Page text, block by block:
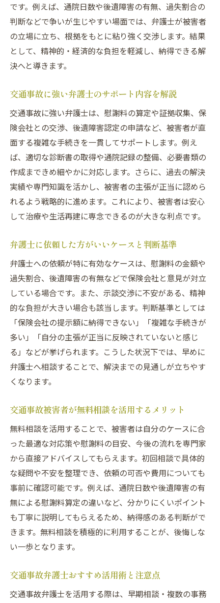
です。例えば、通院日数や後遺障害の有無、過失割合の
判断などで争いが生じやすい場面では、弁護士が被害者
の立場に立ち、根拠をもとに粘り強く交渉します。結果
として、精神的・経済的な負担を軽減し、納得できる解
決へと導きます。
交通事故に強い弁護士のサポート内容を解説
交通事故に強い弁護士は、慰謝料の算定や証拠収集、保
険会社との交渉、後遺障害認定の申請など、被害者が直
面する複雑な手続きを一貫してサポートします。例え
ば、適切な診断書の取得や通院記録の整備、必要書類の
作成まできめ細やかに対応します。さらに、過去の解決
実績や専門知識を活かし、被害者の主張が正当に認めら
れるよう戦略的に進めます。これにより、被害者は安心
して治療や生活再建に専念できるのが大きな利点です。
弁護士に依頼した方がいいケースと判断基準
弁護士への依頼が特に有効なケースは、慰謝料の金額や
過失割合、後遺障害の有無などで保険会社と意見が対立
している場合です。また、示談交渉に不安がある、精神
的な負担が大きい場合も該当します。判断基準としては
「保険会社の提示額に納得できない」「複雑な手続きが
多い」「自分の主張が正当に反映されていないと感じ
る」などが挙げられます。こうした状況下では、早めに
弁護士へ相談することで、解決までの見通しが立ちやす
くなります。
交通事故被害者が無料相談を活用するメリット
無料相談を活用することで、被害者は自分のケースに合
った最適な対応策や慰謝料の目安、今後の流れを専門家
から直接アドバイスしてもらえます。初回相談で具体的
な疑問や不安を整理でき、依頼の可否や費用についても
事前に確認可能です。例えば、通院日数や後遺障害の有
無による慰謝料算定の違いなど、分かりにくいポイント
も丁寧に説明してもらえるため、納得感のある判断がで
きます。無料相談を積極的に利用することが、後悔しな
い一歩となります。
交通事故弁護士おすすめ活用術と注意点
交通事故弁護士を活用する際は、早期相談・複数の事務